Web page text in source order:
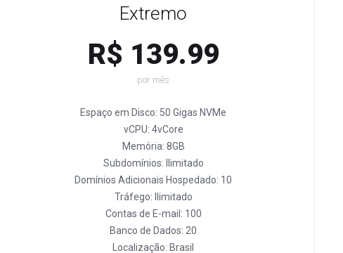
Extremo
R$ 139.99
por mês
Espaço em Disco: 50 Gigas NVMe
vCPU: 4vCore
Memória: 8GB
Subdomínios: Ilimitado
Domínios Adicionais Hospedado: 10
Tráfego: Ilimitado
Contas de E-mail: 100
Banco de Dados: 20
Localização: Brasil